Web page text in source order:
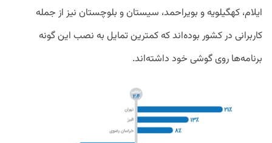
ایلام، کهگیلویه و بویراحمد، سیستان و بلوچستان نیز از جمله
کاربرانی در کشور بوده‌اند که کمترین تمایل به نصب این گونه‌
برنامه‌ها روی گوشی خود داشته‌اند.